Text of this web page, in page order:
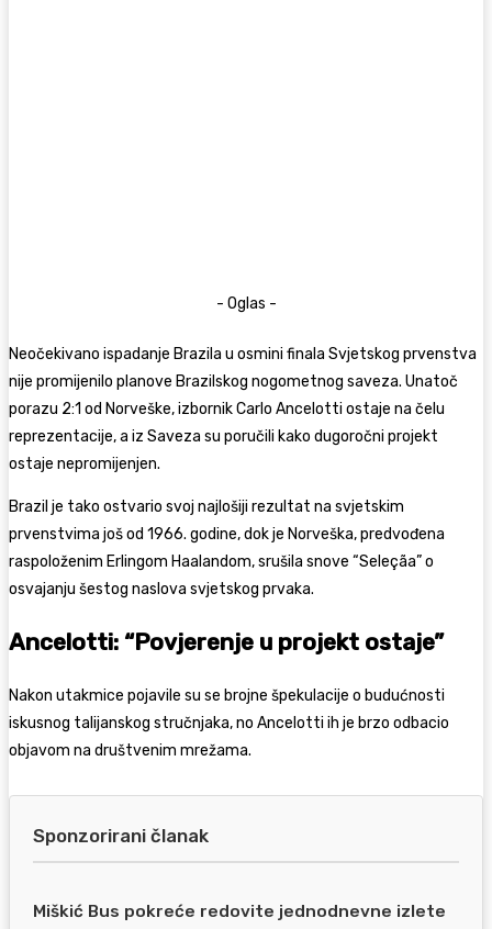
- Oglas -
Neočekivano ispadanje Brazila u osmini finala Svjetskog prvenstva
nije promijenilo planove Brazilskog nogometnog saveza. Unatoč
porazu 2:1 od Norveške, izbornik Carlo Ancelotti ostaje na čelu
reprezentacije, a iz Saveza su poručili kako dugoročni projekt
ostaje nepromijenjen.
Brazil je tako ostvario svoj najlošiji rezultat na svjetskim
prvenstvima još od 1966. godine, dok je Norveška, predvođena
raspoloženim Erlingom Haalandom, srušila snove “Seleçãa” o
osvajanju šestog naslova svjetskog prvaka.
Ancelotti: “Povjerenje u projekt ostaje”
Nakon utakmice pojavile su se brojne špekulacije o budućnosti
iskusnog talijanskog stručnjaka, no Ancelotti ih je brzo odbacio
objavom na društvenim mrežama.
Sponzorirani članak
Miškić Bus pokreće redovite jednodnevne izlete